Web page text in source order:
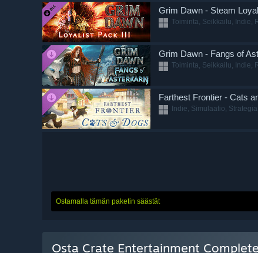
Grim Dawn - Steam
Toiminta, Seikkailu, Indie,
Grim Dawn - Fangs of
Toiminta, Seikkailu, Indie,
Farthest Frontier - Cats
Indie, Simulaatio, Strategia
Ostamalla tämän paketin säästät
Osta Crate Entertainment